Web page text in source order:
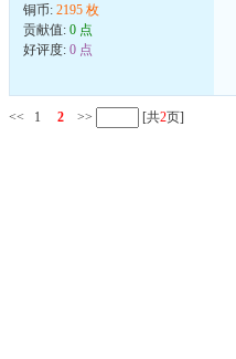
铜币: 2195 枚
贡献值: 0 点
好评度: 0 点
<< 1 2 >> [共2页]